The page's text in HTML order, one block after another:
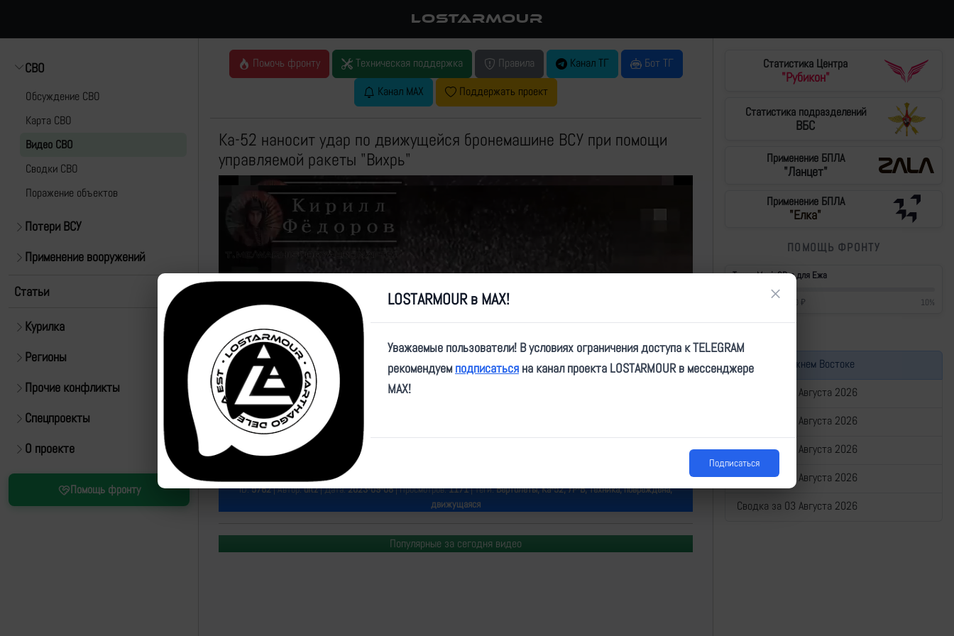
LOSTARMOUR
СВО
Обсуждение СВО
Карта СВО
Видео СВО
Cводки СВО
Поражение объектов
Потери ВСУ
Применение вооружений
Статьи
Курилка
Регионы
Прочие конфликты
Спецпроекты
О проекте
Помощь фронту
Помочь фронту Техническая поддержка Правила Канал ТГ
Бот ТГ
Канал MAX
Поддержать проект
Ка-52 наносит удар по движущейся бронемашине ВСУ при помощи
управляемой ракеты "Вихрь"
Play
Video
Источник:https://t.me/warhistoryalconafter/120588
ID:5762| Автор:ultz| Дата:2023-09-08| Просмотров:1171| Теги:Вертолеты, Ка-52, УР-В, техника, повреждена,
движущаяся
Популярные за сегодня видео
Статистика Центра
"Рубикон"
Статистика подразделений
ВБС
Применение БПЛА
"Ланцет"
Применение БПЛА
"Елка"
ПОМОЩЬ ФРОНТУ
Тушки Mavic3Pro для Ежа
430 000 ₽ 10%
Война на Ближнем Востоке
Сводка за 07 Августа 2026
Сводка за 06 Августа 2026
Сводка за 05 Августа 2026
Сводка за 04 Августа 2026
Сводка за 03 Августа 2026
LOSTARMOUR в MAX! ×
Уважаемые пользователи! В условиях ограничения доступа к TELEGRAM
рекомендуем подписаться на канал проекта LOSTARMOUR в мессенджере
MAX!
Подписаться